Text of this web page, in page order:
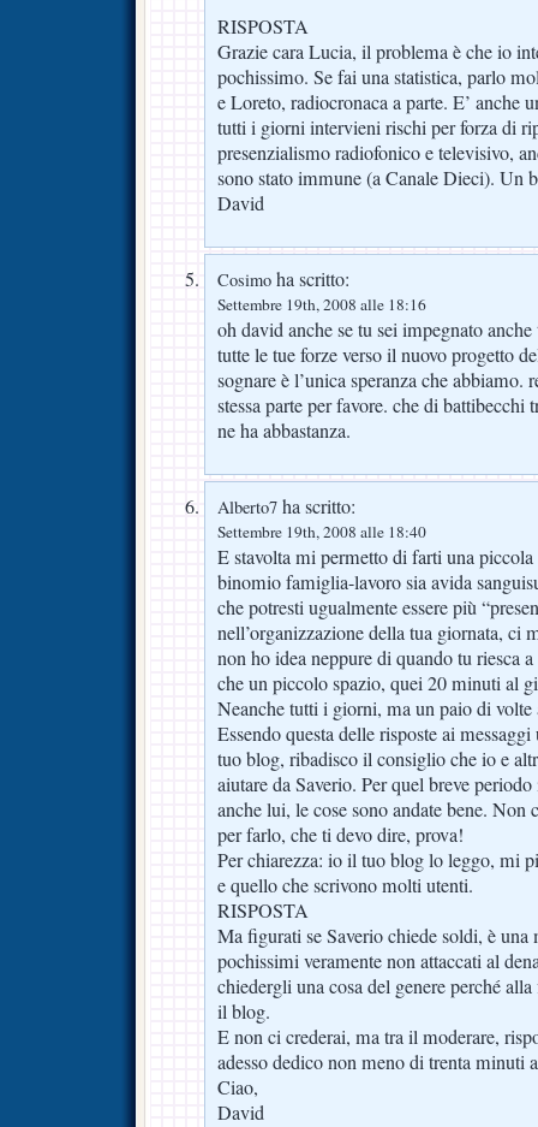
RISPOSTA
Grazie cara Lucia, il problema è che io
pochissimo. Se fai una statistica, parlo
e Loreto, radiocronaca a parte. E’ anche
tutti i giorni intervieni rischi per forza di
presenzialismo radiofonico e televisivo,
sono stato immune (a Canale Dieci). Un
David
Cosimo ha scritto:
Settembre 19th, 2008 alle 18:16
oh david anche se tu sei impegnato
tutte le tue forze verso il nuovo progetto
sognare è l’unica speranza che
stessa parte per favore. che di
ne ha abbastanza.
Alberto7 ha scritto:
Settembre 19th, 2008 alle 18:40
E stavolta mi permetto di farti una
binomio famiglia-lavoro sia avida
che potresti ugualmente essere più
nell’organizzazione della tua giornata, ci
non ho idea neppure di quando tu riesca
che un piccolo spazio, quei 20 minuti al
Neanche tutti i giorni, ma un paio di volte
Essendo questa delle risposte ai
tuo blog, ribadisco il consiglio che io e
aiutare da Saverio. Per quel breve
anche lui, le cose sono andate bene. Non
per farlo, che ti devo dire, prova!
Per chiarezza: io il tuo blog lo leggo, mi
e quello che scrivono molti utenti.
RISPOSTA
Ma figurati se Saverio chiede soldi, è una
pochissimi veramente non attaccati al
chiedergli una cosa del genere perché
il blog.
E non ci crederai, ma tra il moderare,
adesso dedico non meno di trenta minuti
Ciao,
David